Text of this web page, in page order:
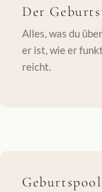
Der
Alles, was du
er ist, wie er
reicht.